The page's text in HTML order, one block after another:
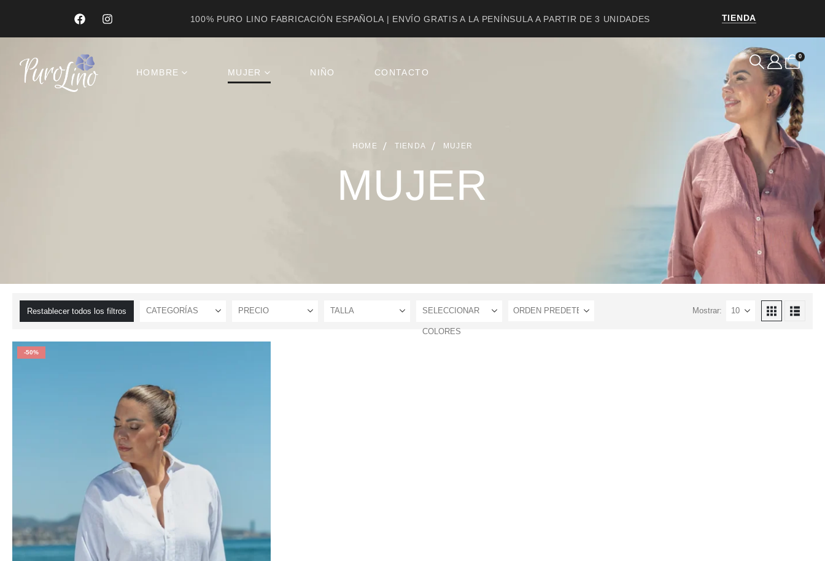
100% PURO LINO FABRICACIÓN ESPAÑOLA | ENVÍO GRATIS A LA PENÍNSULA A PARTIR DE 3 UNIDADES TIENDA
HOMBRE MUJER NIÑO CONTACTO
0
HOME TIENDA MUJER
MUJER
Restablecer todos los filtros CATEGORÍAS PRECIO TALLA SELECCIONAR
COLORES
Mostrar:
-50%